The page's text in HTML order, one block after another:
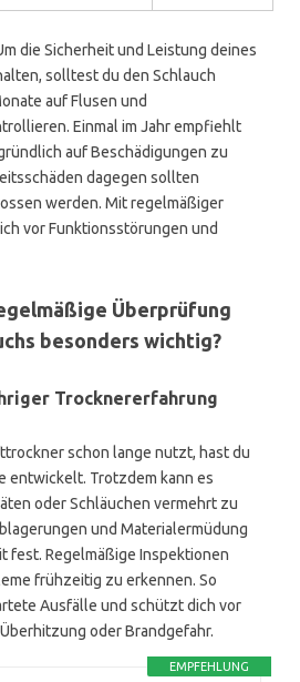
die Sicherheit und Leistung deines
solltest du den Schlauch
auf Flusen und
Einmal im Jahr empfiehlt
auf Beschädigungen zu
dagegen sollten
werden. Mit regelmäßiger
vor Funktionsstörungen und
Überprüfung
besonders wichtig?
Trocknererfahrung
schon lange nutzt, hast du
entwickelt. Trotzdem kann es
oder Schläuchen vermehrt zu
und Materialermüdung
fest. Regelmäßige Inspektionen
frühzeitig zu erkennen. So
Ausfälle und schützt dich vor
oder Brandgefahr.
EMPFEHLUNG